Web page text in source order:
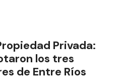
Privada:
los tres
de Entre Ríos